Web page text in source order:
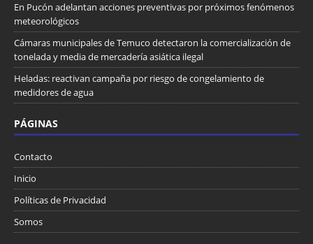
En Pucón adelantan acciones preventivas por próximos fenómenos
meteorológicos
Cámaras municipales de Temuco detectaron la comercialización de
tonelada y media de mercadería asiática ilegal
Heladas: reactivan campaña por riesgo de congelamiento de
medidores de agua
PÁGINAS
Contacto
Inicio
Políticas de Privacidad
Somos